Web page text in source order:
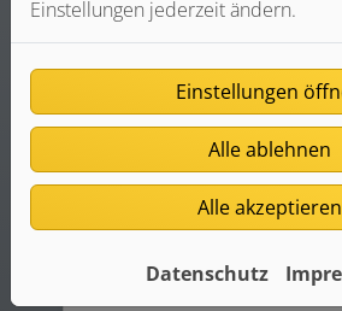
Zentrale
Sie planen einen Neubau
eine möglichst
Möglichkeit der Lüftung?
Sommer wie Winter ein
Raumklima? Dann ist eine
Wohnraumlüftung die ideale
Sie.
Weiterlesen
Einstellungen jederzeit ändern.
Einstellungen
Alle ablehnen
Alle akzeptieren
Datenschutz